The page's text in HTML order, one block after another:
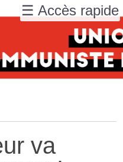
va
☰ Accès rapide